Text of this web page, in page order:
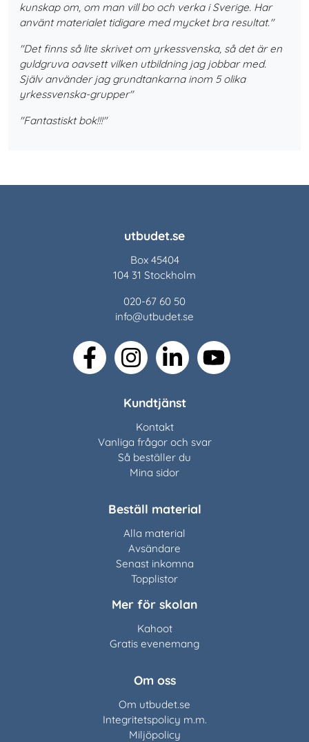
kunskap om, om man vill bo och verka i Sverige. Har
använt materialet tidigare med mycket bra resultat."
"Det finns så lite skrivet om yrkessvenska, så det är en
guldgruva oavsett vilken utbildning jag jobbar med.
Själv använder jag grundtankarna inom 5 olika
yrkessvenska-grupper"
"Fantastiskt bok!!!"
utbudet.se
Box 45404
104 31 Stockholm
020-67 60 50
info@utbudet.se
facebookinstagramlinkedin youtube
Kundtjänst
Kontakt
Vanliga frågor och svar
Så beställer du
Mina sidor
Beställ material
Alla material
Avsändare
Senast inkomna
Topplistor
Mer för skolan
Kahoot
Gratis evenemang
Om oss
Om utbudet.se
Integritetspolicy m.m.
Miljöpolicy